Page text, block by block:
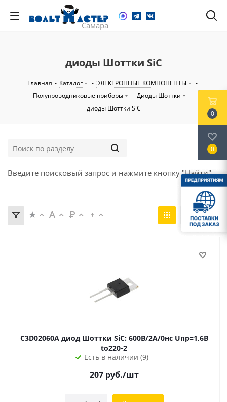
диоды Шоттки SiC
Главная - Каталог - ЭЛЕКТРОННЫЕ КОМПОНЕНТЫ
-
Полупроводниковые приборы
- Диоды Шоттки
-
диоды Шоттки SiC
Введите поисковый запрос и нажмите кнопку "Найти".
C3D02060A диод Шоттки SiC: 600В/2А/0нс Uпр=1,6В
to220-2
Есть в наличии (9)
207руб./шт
0
0